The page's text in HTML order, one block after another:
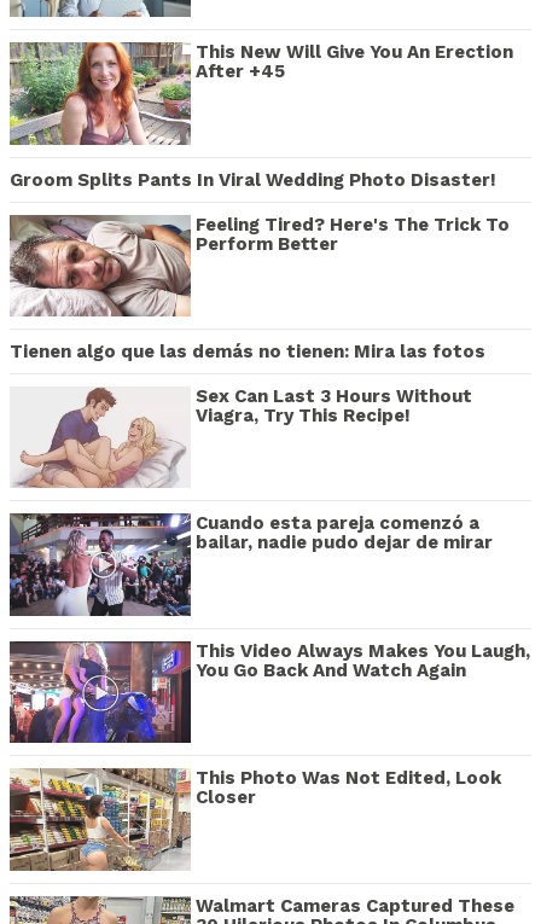
This New Will Give You An Erection
After +45
Groom Splits Pants In Viral Wedding Photo Disaster!
Feeling Tired? Here's The Trick To
Perform Better
Tienen algo que las demás no tienen: Mira las fotos
Sex Can Last 3 Hours Without
Viagra, Try This Recipe!
Cuando esta pareja comenzó a
bailar, nadie pudo dejar de mirar
This Video Always Makes You Laugh,
You Go Back And Watch Again
This Photo Was Not Edited, Look
Closer
Walmart Cameras Captured These